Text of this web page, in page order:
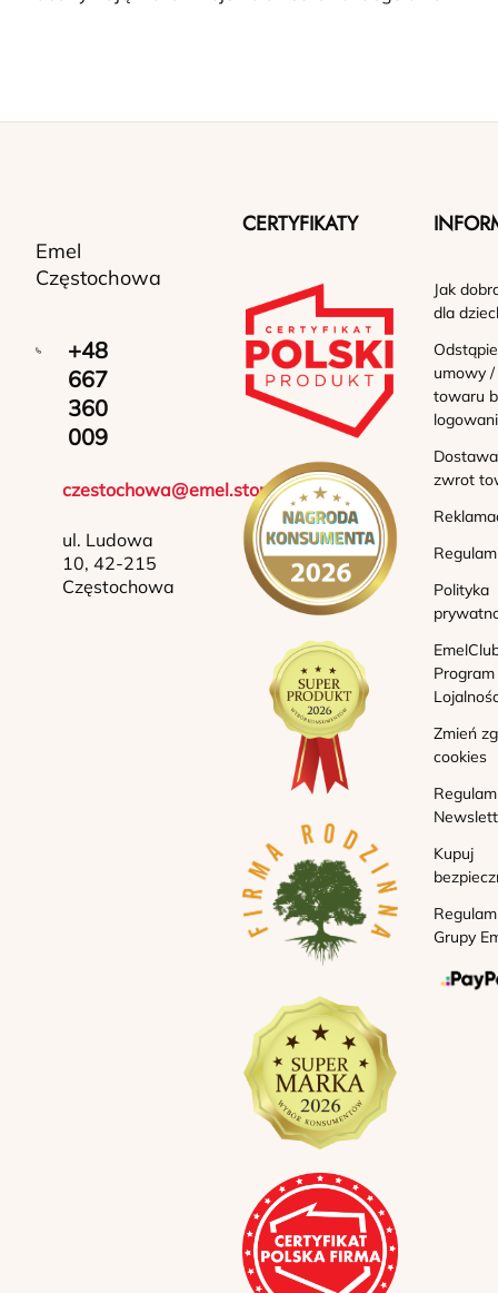
Emel
Częstochowa
+48
667
360
009
czestochowa@emel.store
ul. Ludowa
10, 42-215
Częstochowa
CERTYFIKATY
Jak
dla
umowy
towaru
zwrot
Polityka
Program
Zmień
cookies
Kupuj
Grupy